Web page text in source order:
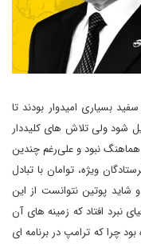
بسیاری امیدوار بودند تا
شود ولی تلاش های کلیددار
نبود و علی‌رغم چندین
ویژه، توامان با تبادل
پوتین نتوانست از این
نبرد افتاد که زمینه های آن
چرا که ترامپ در برنامه ای